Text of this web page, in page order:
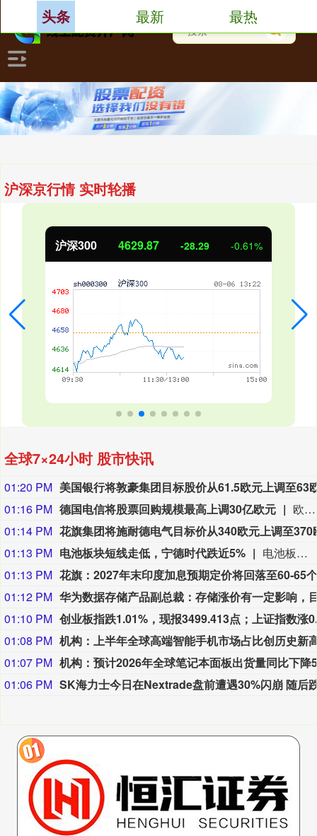
沪深京行情 实时轮播
沪深300 4629.87 -28.29 -0.61%
全球7×24小时 股市快讯
01:20 PM
01:16 PM 德国电信将股票回购规模最高上调30亿欧元
欧洲最大电信运营商德国电信公布符合预期的第二季度业绩后，将其2026年股票回购计划最高追加30亿欧元（折合35亿美元）。德国电信周四发布声明表示，董事会于8月6日会议批准本次回购计划，此举旨在应对公司股价低迷；本次新增回购后，全年回购总规模最高可达50亿欧元。德国电信第二季度营收增长4.4%，达到299亿欧元；分析师预期均值为300亿欧元。得益于持有美国T‑Mobile的多数股权，德国电信近年表现优于欧洲同业，对冲了德国及全欧洲的行业竞争压力。依托美国T‑Mobile的经营表现，公司周四上调全年租赁后自由现金流指引，由原先的逾198亿欧元上调至约200亿欧元。公司称，在2026年已根据此前公布的回购计划完成约12亿欧元的股票回购。德国电信股价年内累计下跌约1%。
01:14 PM
01:13 PM 电池板块短线走低，宁德时代跌近5%
电池板块短线走低，圣阳股份、宁德时代、领湃科技、金银河、容百科技等走低。
01:13 PM
01:12 PM
01:10 PM
01:08 PM
01:07 PM
01:06 PM
头条 最新 最热